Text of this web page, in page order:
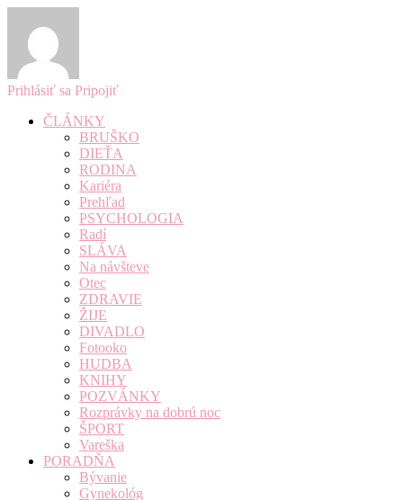
Prihlásiť sa Pripojiť
ČLÁNKY
BRUŠKO
DIEŤA
RODINA
Kariéra
Prehľad
PSYCHOLOGIA
Radí
SLÁVA
Na návšteve
Otec
ZDRAVIE
ŽIJE
DIVADLO
Fotooko
HUDBA
KNIHY
POZVÁNKY
Rozprávky na dobrú noc
ŠPORT
Vareška
PORADŇA
Bývanie
Gynekológ